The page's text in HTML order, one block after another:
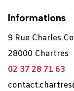
Informations
9 Rue Charles
28000 Chartres
02 37 28 71 63